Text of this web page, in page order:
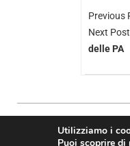
Previous
Next
delle PA
Copyright ©
Utilizziamo i
Puoi scoprire